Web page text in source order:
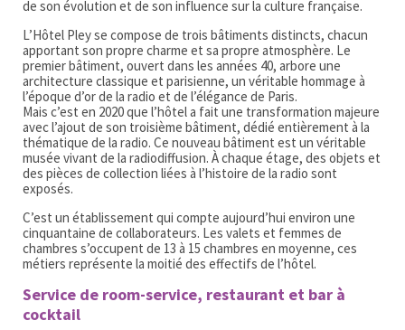
de son évolution et de son influence sur la culture française.
L’Hôtel Pley se compose de trois bâtiments distincts, chacun
apportant son propre charme et sa propre atmosphère. Le
premier bâtiment, ouvert dans les années 40, arbore une
architecture classique et parisienne, un véritable hommage à
l’époque d’or de la radio et de l’élégance de Paris.
Mais c’est en 2020 que l’hôtel a fait une transformation majeure
avec l’ajout de son troisième bâtiment, dédié entièrement à la
thématique de la radio. Ce nouveau bâtiment est un véritable
musée vivant de la radiodiffusion. À chaque étage, des objets et
des pièces de collection liées à l’histoire de la radio sont
exposés.
C’est un établissement qui compte aujourd’hui environ une
cinquantaine de collaborateurs. Les valets et femmes de
chambres s’occupent de 13 à 15 chambres en moyenne, ces
métiers représente la moitié des effectifs de l’hôtel.
Service de room-service, restaurant et bar à
cocktail